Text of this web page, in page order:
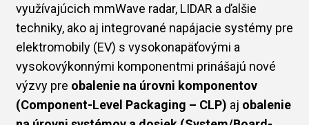
využívajúcich mmWave radar, LIDAR a ďalšie
techniky, ako aj integrované napájacie systémy pre
elektromobily (EV) s vysokonapäťovými a
vysokovýkonnými komponentmi prinášajú nové
výzvy pre obalenie na úrovni komponentov
(Component-Level Packaging – CLP) aj obalenie